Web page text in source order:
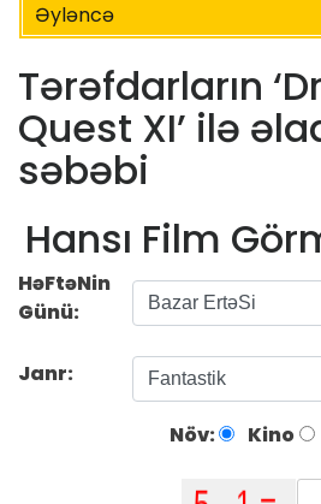
Əyləncə
Tərəfdarların
Quest XI’ ilə
səbəbi
Hansı Film
HəFtəNin
Günü:
Janr:
Növ: Kino